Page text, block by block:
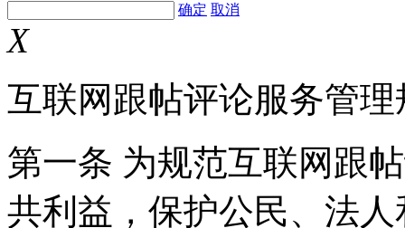
确定 取消
X
互联网跟帖评论服务管理
第一条 为规范互联网跟
共利益，保护公民、法